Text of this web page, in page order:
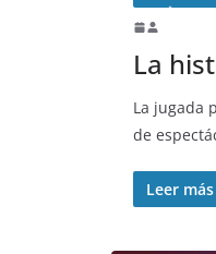
La
La jugada
de
Leer más